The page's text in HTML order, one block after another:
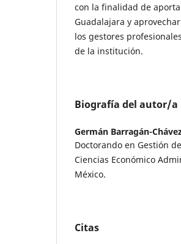
con la finalidad de
Guadalajara y
los gestores
de la institución.
Biografía del autor/a
Germán Barragán-
Doctorando en Gestión
Ciencias Económico
México.
Citas